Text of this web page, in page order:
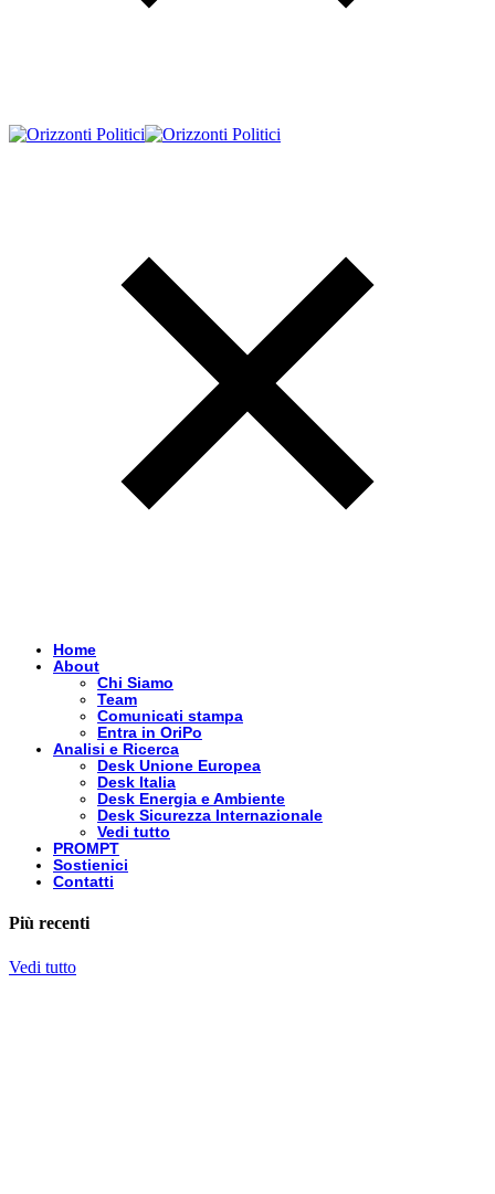
Home
About
Chi Siamo
Team
Comunicati stampa
Entra in OriPo
Analisi e Ricerca
Desk Unione Europea
Desk Italia
Desk Energia e Ambiente
Desk Sicurezza Internazionale
Vedi tutto
PROMPT
Sostienici
Contatti
Più recenti
Vedi tutto